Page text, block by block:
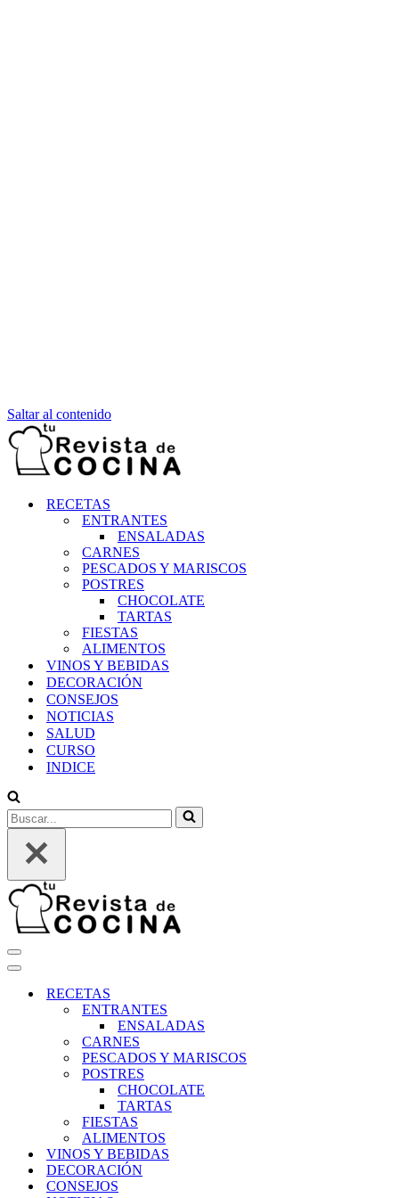
Saltar al contenido
RECETAS
ENTRANTES
ENSALADAS
CARNES
PESCADOS Y MARISCOS
POSTRES
CHOCOLATE
TARTAS
FIESTAS
ALIMENTOS
VINOS Y BEBIDAS
DECORACIÓN
CONSEJOS
NOTICIAS
SALUD
CURSO
INDICE
Buscar...
Menú
de
Menú
navegaciónRECETAS
ENTRANTES
ENSALADAS
CARNES
PESCADOS Y MARISCOS
POSTRES
CHOCOLATE
TARTAS
FIESTAS
ALIMENTOS
VINOS Y BEBIDAS
DECORACIÓN
CONSEJOS